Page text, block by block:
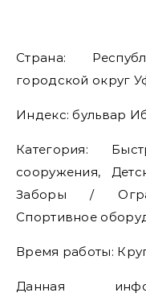
Страна: Республика Башкортостан Уфа
городской округ
Индекс: бульвар
Категория:
сооружения,
Заборы /
Спортивное
Время работы:
Данная